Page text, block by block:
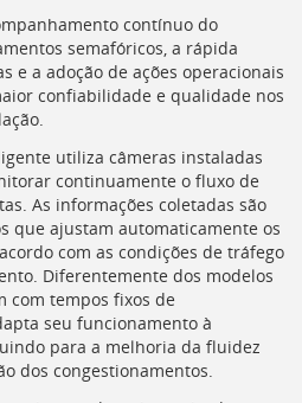
contínuo do
semafóricos, a rápida
e a adoção de ações operacionais
confiabilidade e qualidade nos
utiliza câmeras instaladas
continuamente o fluxo de
As informações coletadas são
que ajustam automaticamente os
com as condições de tráfego
Diferentemente dos modelos
com tempos fixos de
seu funcionamento à
para a melhoria da fluidez
dos congestionamentos.